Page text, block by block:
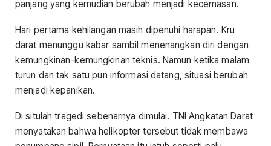
panjang yang kemudian berubah menjadi kecemasan.
Hari pertama kehilangan masih dipenuhi harapan. Kru
darat menunggu kabar sambil menenangkan diri dengan
kemungkinan-kemungkinan teknis. Namun ketika malam
turun dan tak satu pun informasi datang, situasi berubah
menjadi kepanikan.
Di situlah tragedi sebenarnya dimulai. TNI Angkatan Darat
menyatakan bahwa helikopter tersebut tidak membawa